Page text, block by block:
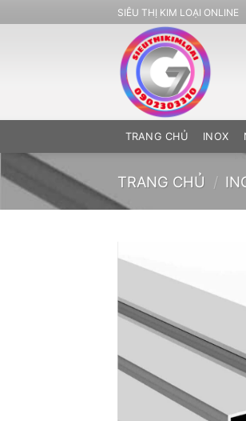
qua
SIÊU THỊ KIM LOẠI ONLINE
TRANG CHỦ INOX
TRANG CHỦ /